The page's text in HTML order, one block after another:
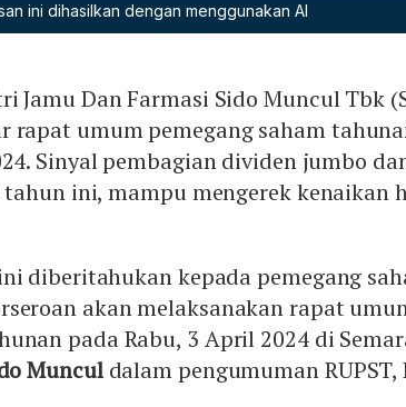
ini dihasilkan dengan menggunakan AI
Jamu Dan Farmasi Sido Muncul Tbk
rapat umum pemegang saham
Sinyal pembagian dividen jumbo
ini, mampu mengerek kenaikan
diberitahukan kepada pemegang
akan melaksanakan rapat
pada Rabu, 3 April 2024 di
Munculdalam pengumuman RUPST,